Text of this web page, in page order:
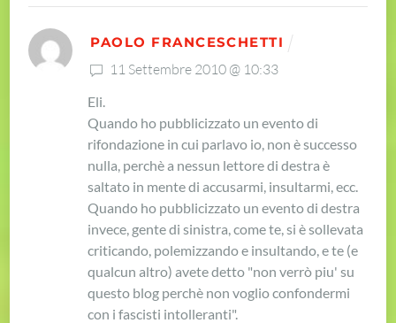
PAOLO FRANCESCHETTI
11 Settembre 2010 @ 10:33
Eli.
Quando ho pubblicizzato un evento di
rifondazione in cui parlavo io, non è successo
nulla, perchè a nessun lettore di destra è
saltato in mente di accusarmi, insultarmi, ecc.
Quando ho pubblicizzato un evento di destra
invece, gente di sinistra, come te, si è sollevata
criticando, polemizzando e insultando, e te (e
qualcun altro) avete detto "non verrò piu' su
questo blog perchè non voglio confondermi
con i fascisti intolleranti".